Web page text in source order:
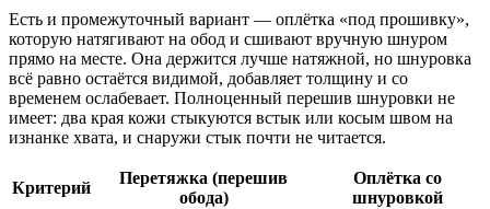
Есть и промежуточный вариант — оплётка «под прошивку»,
которую натягивают на обод и сшивают вручную шнуром
прямо на месте. Она держится лучше натяжной, но шнуровка
всё равно остаётся видимой, добавляет толщину и со
временем ослабевает. Полноценный перешив шнуровки не
имеет: два края кожи стыкуются встык или косым швом на
изнанке хвата, и снаружи стык почти не читается.
Критерий
Перетяжка (перешив
обода)
Оплётка со
шнуровкой